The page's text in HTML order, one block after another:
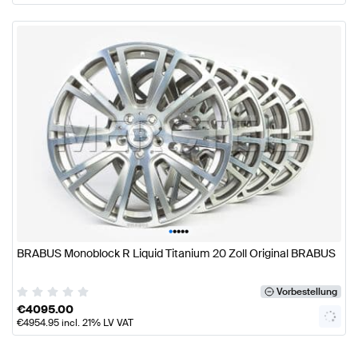
•••••
BRABUS Monoblock R Liquid Titanium 20 Zoll Original BRABUS
Vorbestellung
€4095.00
€4954.95incl. 21% LV VAT